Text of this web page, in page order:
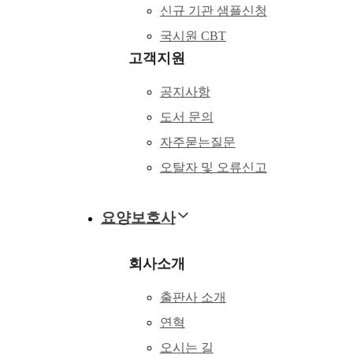
신규 기관 샘플신청
국시원 CBT
고객지원
공지사항
도서 문의
자주묻는질문
오탈자 및 오류신고
요양보호사
회사소개
출판사 소개
연혁
오시는 길